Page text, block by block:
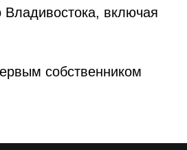
включая
собственником